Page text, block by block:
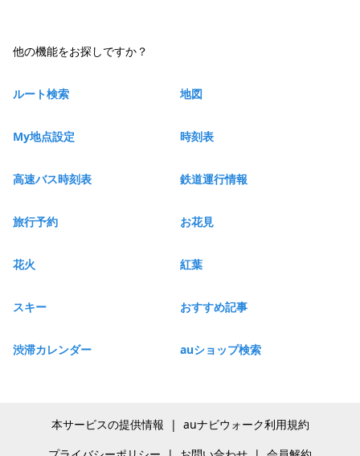
他の機能をお探しですか？
ルート検索 地図
My地点設定 時刻表
高速バス時刻表 鉄道運行情報
旅行予約 お花見
花火 紅葉
スキー おすすめ記事
渋滞カレンダー auショップ検索
本サービスの提供情報 | auナビウォーク利用規約